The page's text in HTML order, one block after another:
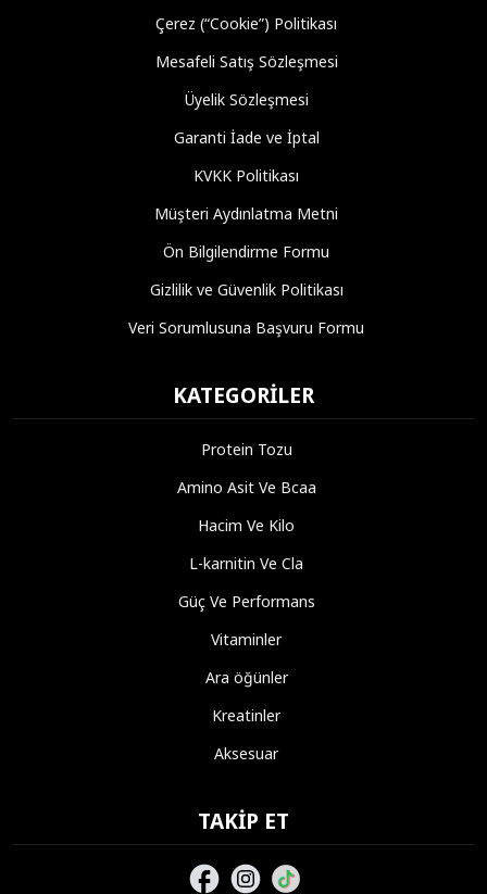
Çerez (“Cookie”) Politikası
Mesafeli Satış Sözleşmesi
Üyelik Sözleşmesi
Garanti İade ve İptal
KVKK Politikası
Müşteri Aydınlatma Metni
Ön Bilgilendirme Formu
Gizlilik ve Güvenlik Politikası
Veri Sorumlusuna Başvuru Formu
KATEGORILER
Protein Tozu
Amino Asit Ve Bcaa
Hacim Ve Kilo
L-karnitin Ve Cla
Güç Ve Performans
Vitaminler
Ara öğünler
Kreatinler
Aksesuar
TAKIP ET